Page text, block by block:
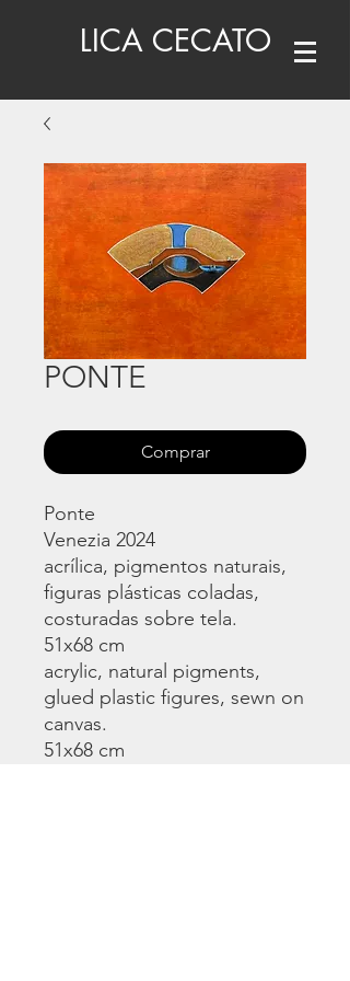
LICA CECATO
PONTE
Comprar
Ponte
Venezia 2024
acrílica, pigmentos naturais,
figuras plásticas coladas,
costuradas sobre tela.
51x68 cm
acrylic, natural pigments,
glued plastic figures, sewn on
canvas.
51x68 cm